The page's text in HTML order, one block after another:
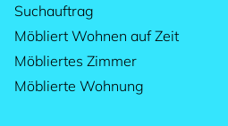
Suchauftrag
Möbliert Wohnen auf Zeit
Möbliertes Zimmer
Möblierte Wohnung